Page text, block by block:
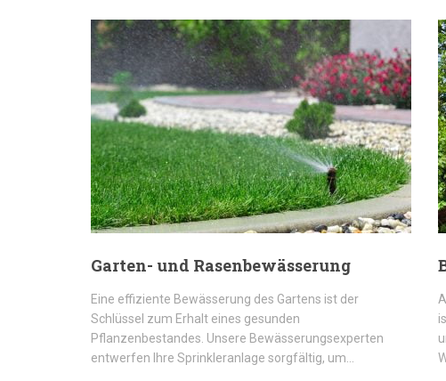
Garten- und Rasenbewässerung
Eine effiziente Bewässerung des Gartens ist der
Schlüssel zum Erhalt eines gesunden
Pflanzenbestandes. Unsere Bewässerungsexperten
entwerfen Ihre Sprinkleranlage sorgfältig, um…